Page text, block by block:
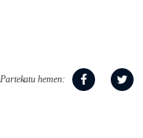
Partekatu hemen: